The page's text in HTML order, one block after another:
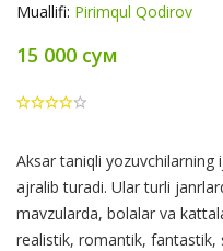
Muallifi: Pirimqul Qodirov
15 000 сум
Product
Summery
Aksar taniqli yozuvchilarning
ajralib turadi. Ular turli
mavzularda, bolalar va
realistik, romantik, fantastik,